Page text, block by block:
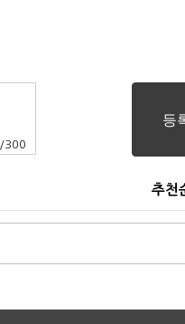
/300
추천